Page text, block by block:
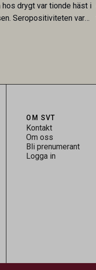
drygt var tionde häst i
Seropositiviteten var
OM SVT
Kontakt
Om oss
Bli prenumerant
Logga in